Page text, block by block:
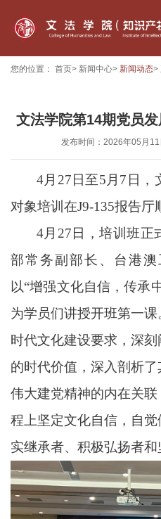
您的位置： 首页> 新闻中心> 新闻动态>
文法学院第14期党员
发布时间：2026年05月
4月27日至5月7日，
对象培训在J9-135报告厅
4月27日，培训班正
部常务副部长、台港
以“增强文化自信，传承
为学员们讲授开班第一
时代文化建设要求，深
的时代价值，深入剖析了
伟大建党精神的内在关
程上坚定文化自信，自
实继承者、积极弘扬者和